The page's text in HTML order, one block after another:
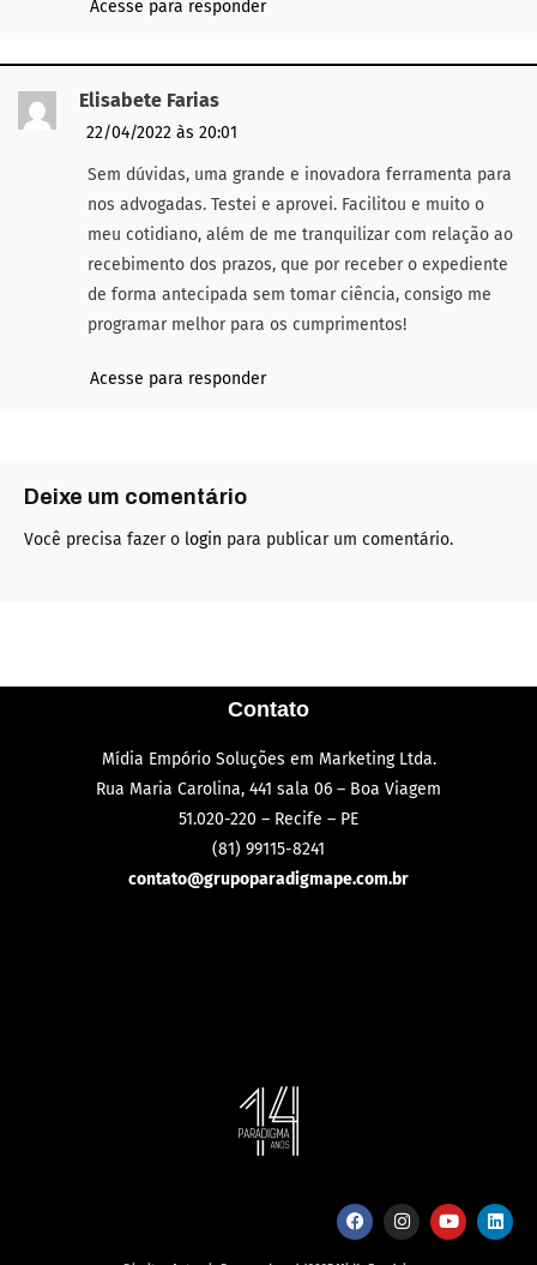
Acesse para responder
Elisabete Farias
22/04/2022 às 20:01
Sem dúvidas, uma grande e inovadora ferramenta para
nos advogadas. Testei e aprovei. Facilitou e muito o
meu cotidiano, além de me tranquilizar com relação ao
recebimento dos prazos, que por receber o expediente
de forma antecipada sem tomar ciência, consigo me
programar melhor para os cumprimentos!
Acesse para responder
Deixe um comentário
Você precisa fazer o login para publicar um comentário.
Contato
Mídia Empório Soluções em Marketing Ltda.
Rua Maria Carolina, 441 sala 06 – Boa Viagem
51.020-220 – Recife – PE
(81) 99115-8241
contato@grupoparadigmape.com.br
Política de Privacidade - Termos de Uso